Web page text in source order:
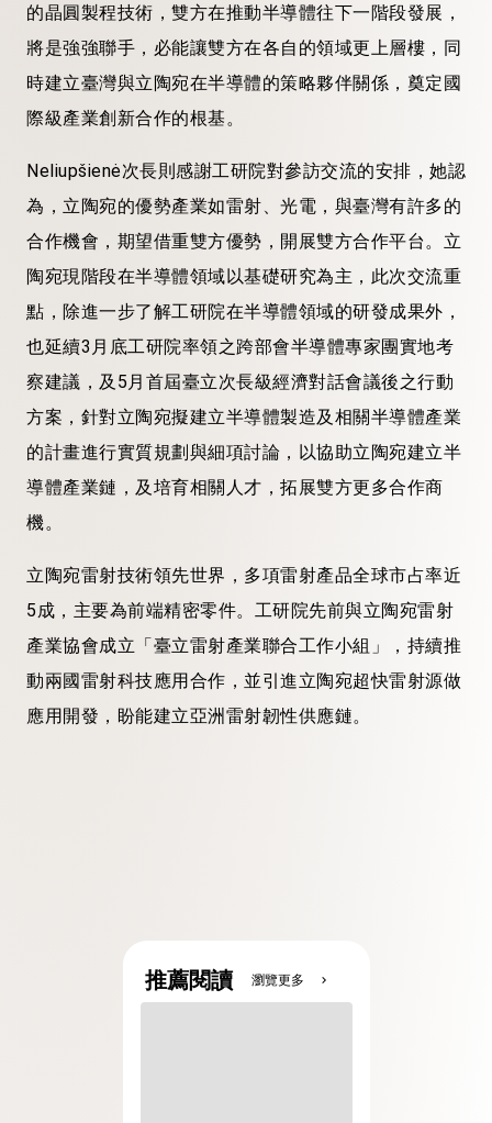
的晶圓製程技術，雙方在推動半導體往下一階段發展，
將是強強聯手，必能讓雙方在各自的領域更上層樓，同
時建立臺灣與立陶宛在半導體的策略夥伴關係，奠定國
際級產業創新合作的根基。
Neliupšienė次長則感謝工研院對參訪交流的安排，她認
為，立陶宛的優勢產業如雷射、光電，與臺灣有許多的
合作機會，期望借重雙方優勢，開展雙方合作平台。立
陶宛現階段在半導體領域以基礎研究為主，此次交流重
點，除進一步了解工研院在半導體領域的研發成果外，
也延續3月底工研院率領之跨部會半導體專家團實地考
察建議，及5月首屆臺立次長級經濟對話會議後之行動
方案，針對立陶宛擬建立半導體製造及相關半導體產業
的計畫進行實質規劃與細項討論，以協助立陶宛建立半
導體產業鏈，及培育相關人才，拓展雙方更多合作商
機。
立陶宛雷射技術領先世界，多項雷射產品全球市占率近
5成，主要為前端精密零件。工研院先前與立陶宛雷射
產業協會成立「臺立雷射產業聯合工作小組」，持續推
動兩國雷射科技應用合作，並引進立陶宛超快雷射源做
應用開發，盼能建立亞洲雷射韌性供應鏈。
推薦閱讀 瀏覽更多 chevron_right